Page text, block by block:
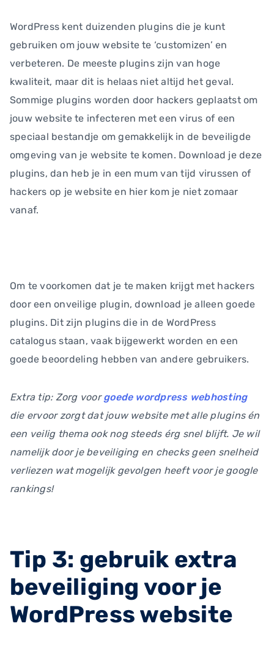
WordPress kent duizenden plugins die je kunt
gebruiken om jouw website te ‘customizen’ en
verbeteren. De meeste plugins zijn van hoge
kwaliteit, maar dit is helaas niet altijd het geval.
Sommige plugins worden door hackers geplaatst om
jouw website te infecteren met een virus of een
speciaal bestandje om gemakkelijk in de beveiligde
omgeving van je website te komen. Download je deze
plugins, dan heb je in een mum van tijd virussen of
hackers op je website en hier kom je niet zomaar
vanaf.
Om te voorkomen dat je te maken krijgt met hackers
door een onveilige plugin, download je alleen goede
plugins. Dit zijn plugins die in de WordPress
catalogus staan, vaak bijgewerkt worden en een
goede beoordeling hebben van andere gebruikers.
Extra tip: Zorg voorgoede wordpress webhosting
die ervoor zorgt dat jouw website met alle plugins én
een veilig thema ook nog steeds érg snel blijft. Je wil
namelijk door je beveiliging en checks geen snelheid
verliezen wat mogelijk gevolgen heeft voor je google
rankings!
Tip 3: gebruik extra
beveiliging voor je
WordPress website